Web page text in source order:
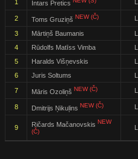
1 Intars Pretics
2 Toms Gruziņš NEW (Č)
3 Mārtiņš Baumanis
4
Rūdolfs Matīss Vimba
5
Haralds Višņevskis
6
Juris Soltums
7 Māris Ozoliņš NEW (Č)
8 Dmitrijs Ņikuļins NEW (Č)
9 Ričards Mačanovskis NEW
(Č)